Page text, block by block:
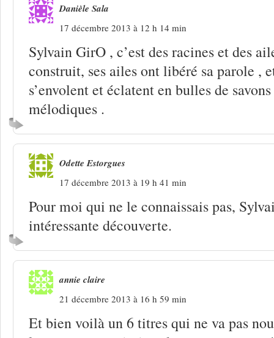
Danièle Sala
17 décembre 2013 à 12 h 14 min
Sylvain GirO , c’est des racines et des
construit, ses ailes ont libéré sa parole ,
s’envolent et éclatent en bulles de
mélodiques .
Odette Estorgues
17 décembre 2013 à 19 h 41 min
Pour moi qui ne le connaissais pas,
intéressante découverte.
annie claire
21 décembre 2013 à 16 h 59 min
Et bien voilà un 6 titres qui ne va pas